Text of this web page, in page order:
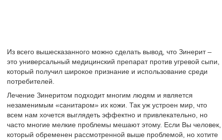
Из всего вышесказанного можно сделать вывод, что Зинерит –
это универсальный медицинский препарат против угревой сыпи,
который получил широкое признание и использование среди
потребителей.
Лечение Зинеритом подходит многим людям и является
незаменимым «санитаром» их кожи. Так уж устроен мир, что
всем нам хочется выглядеть эффектно и привлекательно, но
часто многие мелкие проблемы мешают этому. Если Вы человек,
который обременен рассмотренной выше проблемой, но хотите